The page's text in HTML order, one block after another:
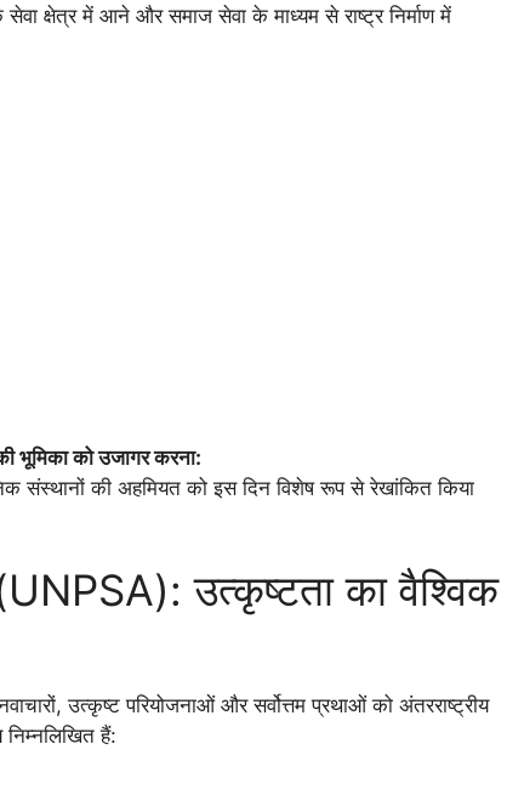
क्षेत्र में आने और समाज सेवा के माध्यम से राष्ट्र निर्माण में
भूमिका को उजागर करना:
संस्थानों की अहमियत को इस दिन विशेष रूप से रेखांकित किया
उत्कृष्टता का वैश्विक
उत्कृष्ट परियोजनाओं और सर्वोत्तम प्रथाओं को अंतरराष्ट्रीय
हैं: